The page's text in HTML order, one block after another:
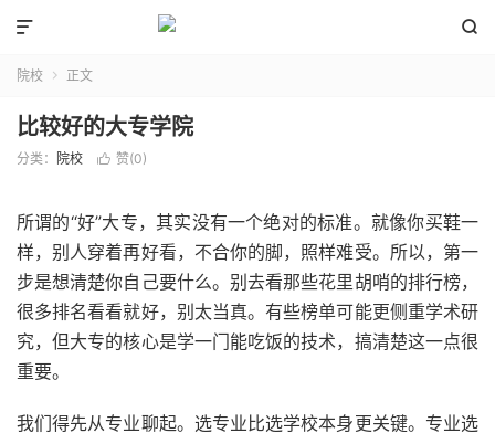


院校  正文
比较好的大专学院
分类： 院校  赞(0)
所谓的“好”大专，其实没有一个绝对的标准。就像你买鞋一
样，别人穿着再好看，不合你的脚，照样难受。所以，第一
步是想清楚你自己要什么。别去看那些花里胡哨的排行榜，
很多排名看看就好，别太当真。有些榜单可能更侧重学术研
究，但大专的核心是学一门能吃饭的技术，搞清楚这一点很
重要。
我们得先从专业聊起。选专业比选学校本身更关键。专业选